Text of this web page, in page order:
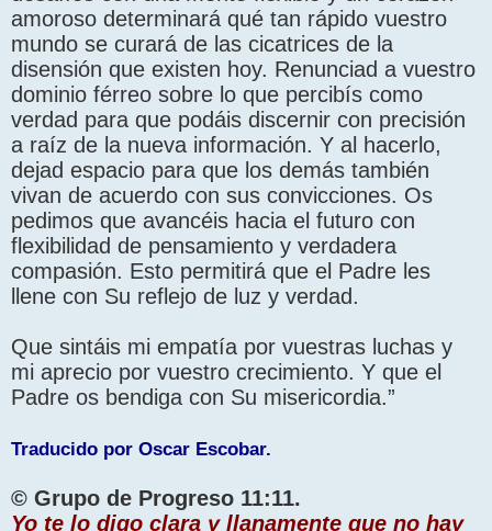
amoroso determinará qué tan rápido vuestro
mundo se curará de las cicatrices de la
disensión que existen hoy. Renunciad a vuestro
dominio férreo sobre lo que percibís como
verdad para que podáis discernir con precisión
a raíz de la nueva información. Y al hacerlo,
dejad espacio para que los demás también
vivan de acuerdo con sus convicciones. Os
pedimos que avancéis hacia el futuro con
flexibilidad de pensamiento y verdadera
compasión. Esto permitirá que el Padre les
llene con Su reflejo de luz y verdad.
Que sintáis mi empatía por vuestras luchas y
mi aprecio por vuestro crecimiento. Y que el
Padre os bendiga con Su misericordia.”
Traducido por Oscar Escobar.
© Grupo de Progreso 11:11.
Yo te lo digo clara y llanamente que no hay